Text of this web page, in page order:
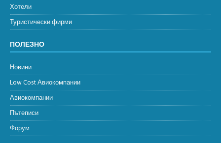
Хотели
Туристически фирми
ПОЛЕЗНО
Новини
Low Cost Авиокомпании
Авиокомпании
Пътеписи
Форум